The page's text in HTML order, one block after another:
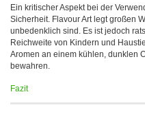
Ein kritischer Aspekt bei der
Sicherheit. Flavour Art legt großen
unbedenklich sind. Es ist jedoch
Reichweite von Kindern und
Aromen an einem kühlen, dunklen
bewahren.
Fazit